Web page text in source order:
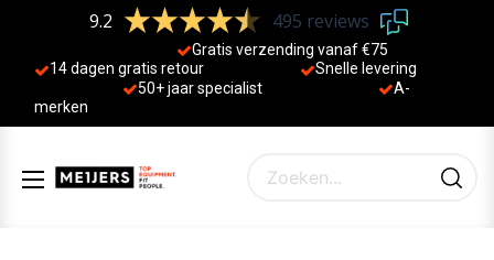
9.2 495 reviews
Gratis verzending vanaf €75
14 dagen gratis retour
Sne lle levering
50+ jaar specialist
A-
merken